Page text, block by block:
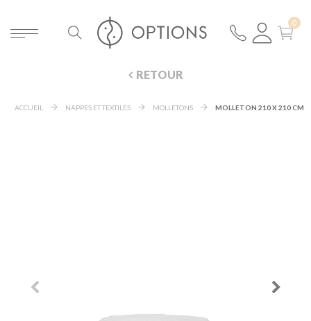
RETOUR
ACCUEIL NAPPES ET TEXTILES MOLLETONS MOLLETON 210 X 210 CM